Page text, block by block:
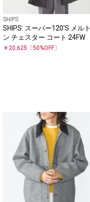
SHIPS
SHIPS: スーパー120'S メルト
ン チェスター コート 24FW
￥ 20,625 〔50%OFF〕